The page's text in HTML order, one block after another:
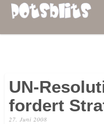
UN-
fordert
27. Juni 2008